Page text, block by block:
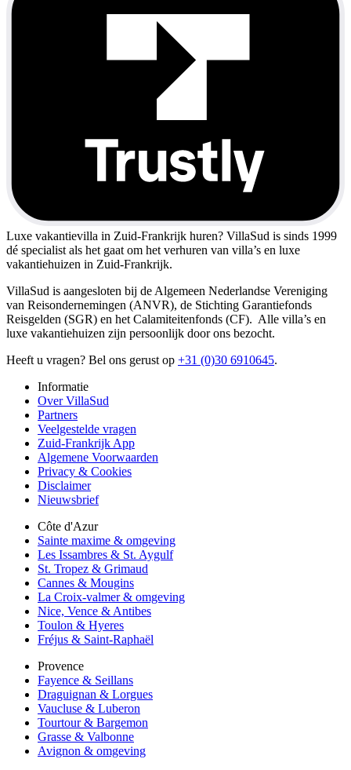
Luxe vakantievilla in Zuid-Frankrijk huren? VillaSud is sinds 1999
dé specialist als het gaat om het verhuren van villa’s en luxe
vakantiehuizen in Zuid-Frankrijk.
VillaSud is aangesloten bij de Algemeen Nederlandse Vereniging
van Reisondernemingen (ANVR), de Stichting Garantiefonds
Reisgelden (SGR) en het Calamiteitenfonds (CF). Alle villa’s en
luxe vakantiehuizen zijn persoonlijk door ons bezocht.
Heeft u vragen? Bel ons gerust op +31 (0)30 6910645.
Informatie
Over VillaSud
Partners
Veelgestelde vragen
Zuid-Frankrijk App
Algemene Voorwaarden
Privacy & Cookies
Disclaimer
Nieuwsbrief
Côte d'Azur
Sainte maxime & omgeving
Les Issambres & St. Aygulf
St. Tropez & Grimaud
Cannes & Mougins
La Croix-valmer & omgeving
Nice, Vence & Antibes
Toulon & Hyeres
Fréjus & Saint-Raphaël
Provence
Fayence & Seillans
Draguignan & Lorgues
Vaucluse & Luberon
Tourtour & Bargemon
Grasse & Valbonne
Avignon & omgeving